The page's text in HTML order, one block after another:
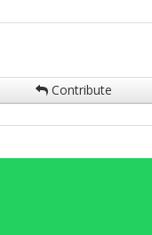
Contribute